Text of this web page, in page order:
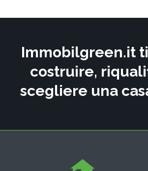
Immobilgreen.it
costruire,
scegliere una